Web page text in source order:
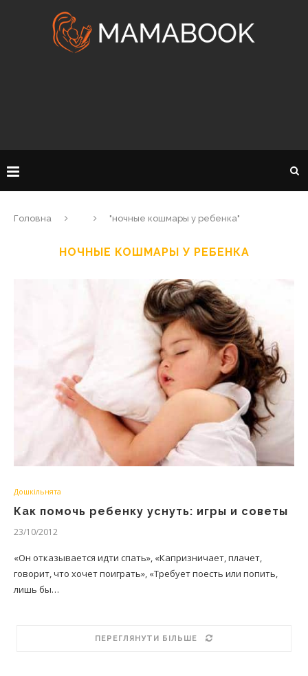
Головна "ночные кошмары у ребенка"
НОЧНЫЕ КОШМАРЫ У РЕБЕНКА
Дошкільнята
Как помочь ребенку уснуть: игры и советы
23/10/2012
«Он отказывается идти спать», «Капризничает, плачет,
говорит, что хочет поиграть», «Требует поесть или попить,
лишь бы…
ПЕРЕГЛЯНУТИ БІЛЬШЕ